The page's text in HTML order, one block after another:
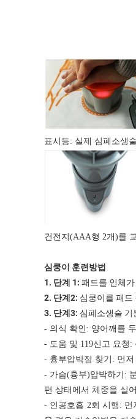
표시등: 실제 심폐소생
건전지 (AAA형 2개 )를
심쿵이 훈련방법
1. 단계 1: 패드를 인체가
2. 단계 2: 심쿵이를 패드
3. 단계 3: 심폐소생술 기
- 의식 확인 : 양어깨를
- 도움 및 119신고 요청 :
- 흉부압박점 찾기 : 먼
- 가슴(흉부)압박하기 :
편 상태에서 체중을 실
- 인공호흡 2회 시행 : 먼